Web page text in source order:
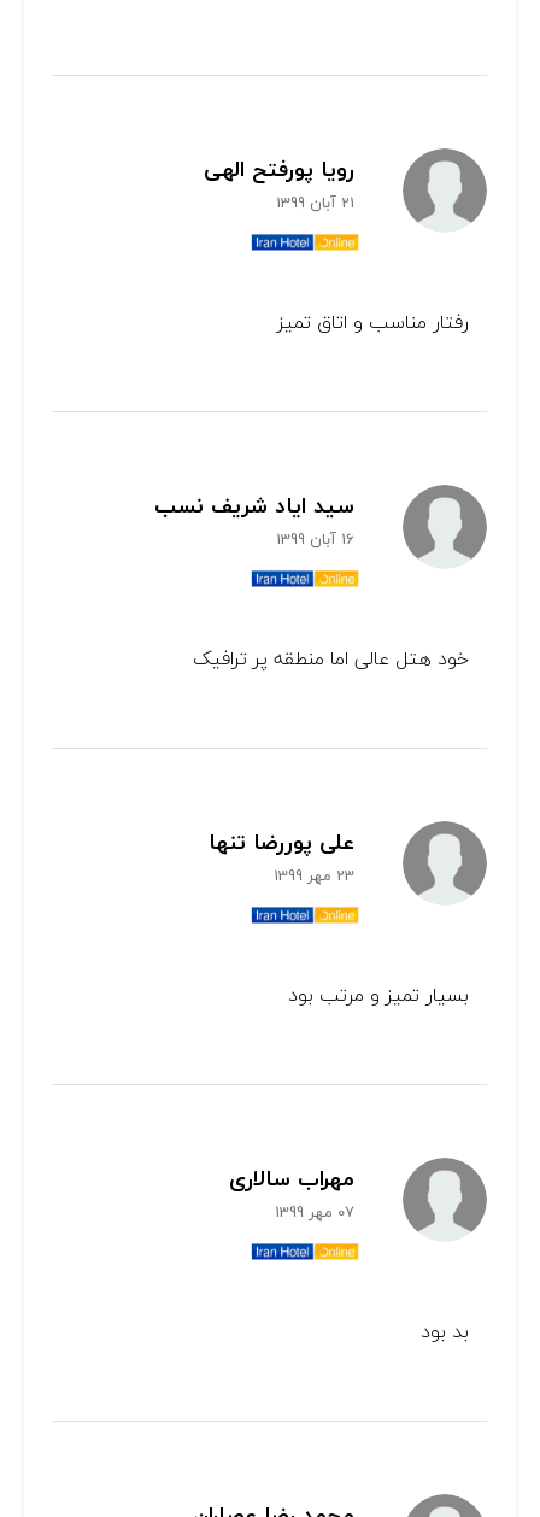
رویا پورفتح الهی
21 آبان 1399
رفتار مناسب و اتاق تمیز
سید ایاد شریف نسب
16 آبان 1399
خود هتل عالی اما منطقه پر ترافیک
علی پوررضا تنها
23 مهر 1399
بسیار تمیز و مرتب بود
مهراب سالاری
07 مهر 1399
بد بود